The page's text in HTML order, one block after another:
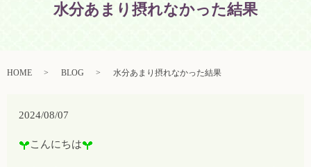
水分あまり摂れなかった結果
HOME BLOG 水分あまり摂れなかった結果
2024/08/07
こんにちは